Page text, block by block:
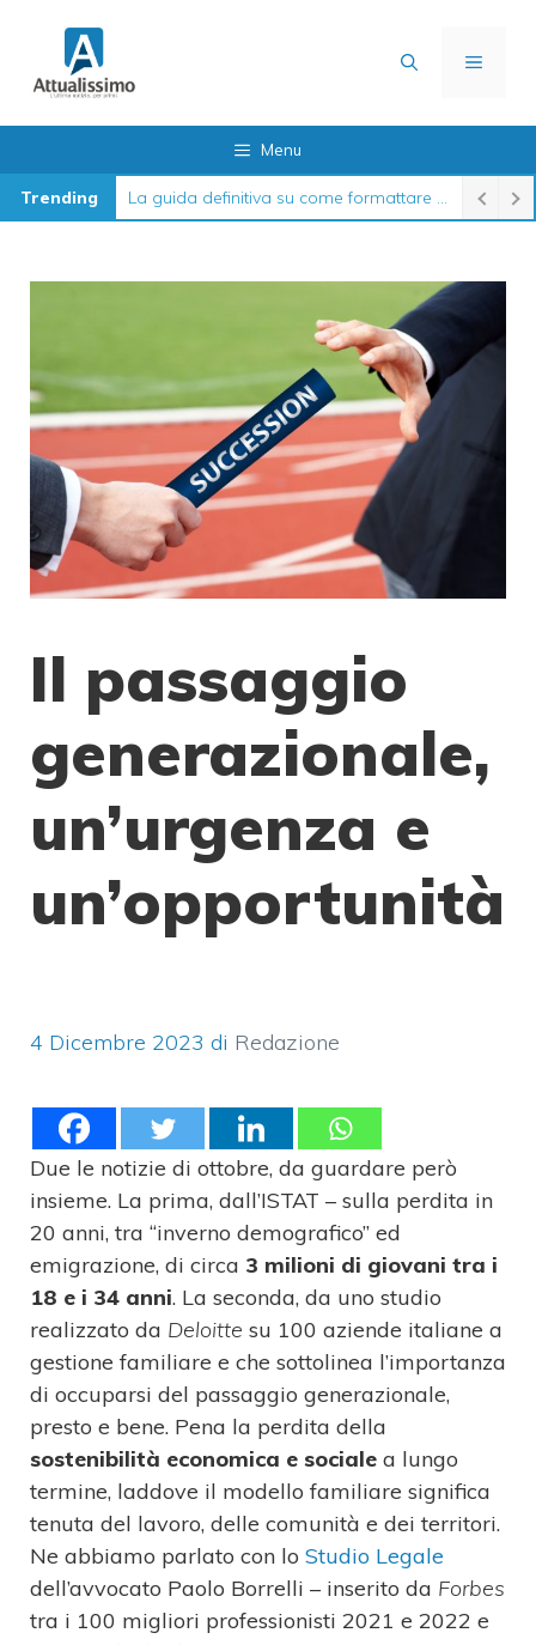
contenuto
MENU
Menu
Trending La guida definitiva su come formattare l’iPhone nel 2026
Il passaggio
generazionale,
un’urgenza e
un’opportunità
4 Dicembre 2023 di Redazione
Due le notizie di ottobre, da guardare però
insieme. La prima, dall’ISTAT – sulla perdita in
20 anni, tra “inverno demografico” ed
emigrazione, di circa 3 milioni di giovani tra i
18 e i 34 anni. La seconda, da uno studio
realizzato da Deloitte su 100 aziende italiane a
gestione familiare e che sottolinea l’importanza
di occuparsi del passaggio generazionale,
presto e bene. Pena la perdita della
sostenibilità economica e sociale a lungo
termine, laddove il modello familiare significa
tenuta del lavoro, delle comunità e dei territori.
Ne abbiamo parlato con lo Studio Legale
dell’avvocato Paolo Borrelli – inserito da Forbes
tra i 100 migliori professionisti 2021 e 2022 e